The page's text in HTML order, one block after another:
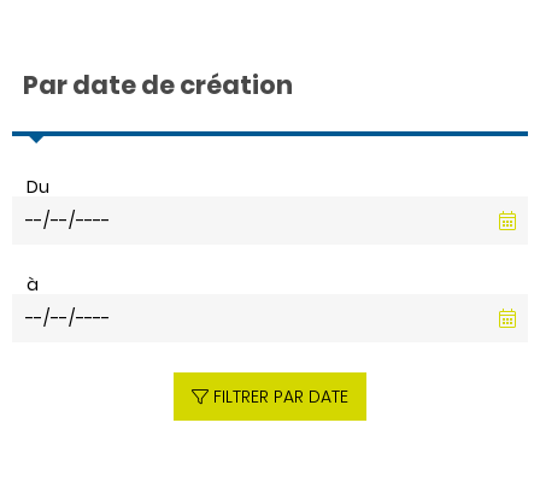
Par date de création
Du
à
FILTRER PAR DATE